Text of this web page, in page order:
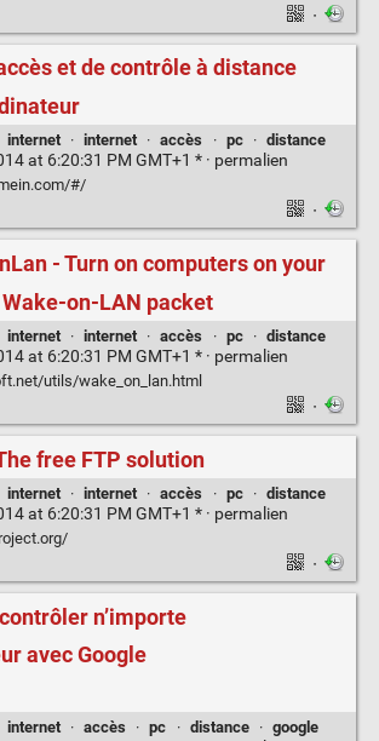
·
et de contrôle à distance
internet · internet · accès · pc · distance
at 6:20:31 PM GMT+1 * · permalien
#/
·
- Turn on computers on your
on-LAN packet
internet · internet · accès · pc · distance
at 6:20:31 PM GMT+1 * · permalien
utils/wake_on_lan.html
·
free FTP solution
internet · internet · accès · pc · distance
at 6:20:31 PM GMT+1 * · permalien
·
n’importe
avec Google
internet · accès · pc · distance · google